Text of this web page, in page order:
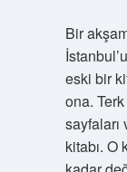
Bir
eski bir
ona.
sayfaları
kitabı. O